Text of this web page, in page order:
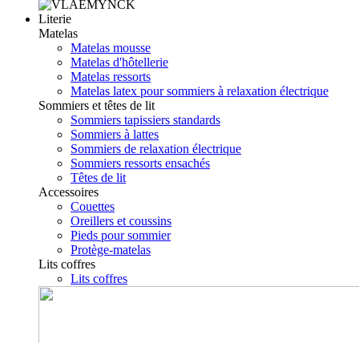
Literie
Matelas
Matelas mousse
Matelas d'hôtellerie
Matelas ressorts
Matelas latex pour sommiers à relaxation électrique
Sommiers et têtes de lit
Sommiers tapissiers standards
Sommiers à lattes
Sommiers de relaxation électrique
Sommiers ressorts ensachés
Têtes de lit
Accessoires
Couettes
Oreillers et coussins
Pieds pour sommier
Protège-matelas
Lits coffres
Lits coffres